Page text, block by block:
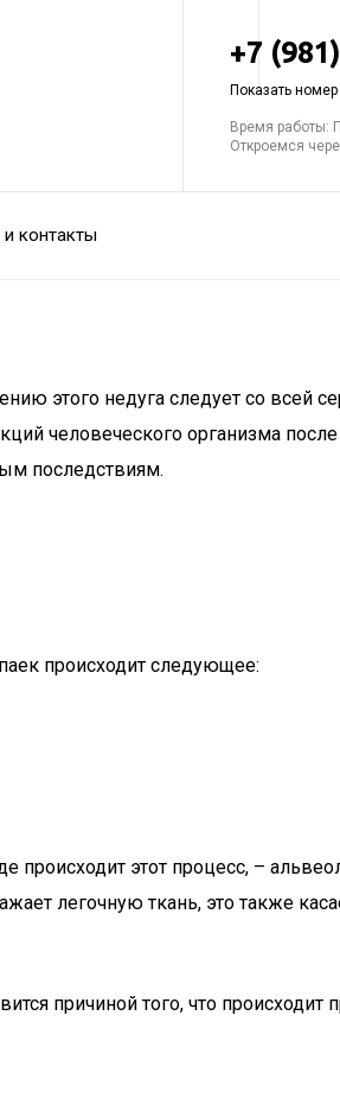
+7
Показать номер
Время работы:
Откроемся
контакты
этого недуга следует со всей
человеческого организма
последствиям.
происходит следующее:
происходит этот процесс, –
легочную ткань, это также
причиной того, что происходит